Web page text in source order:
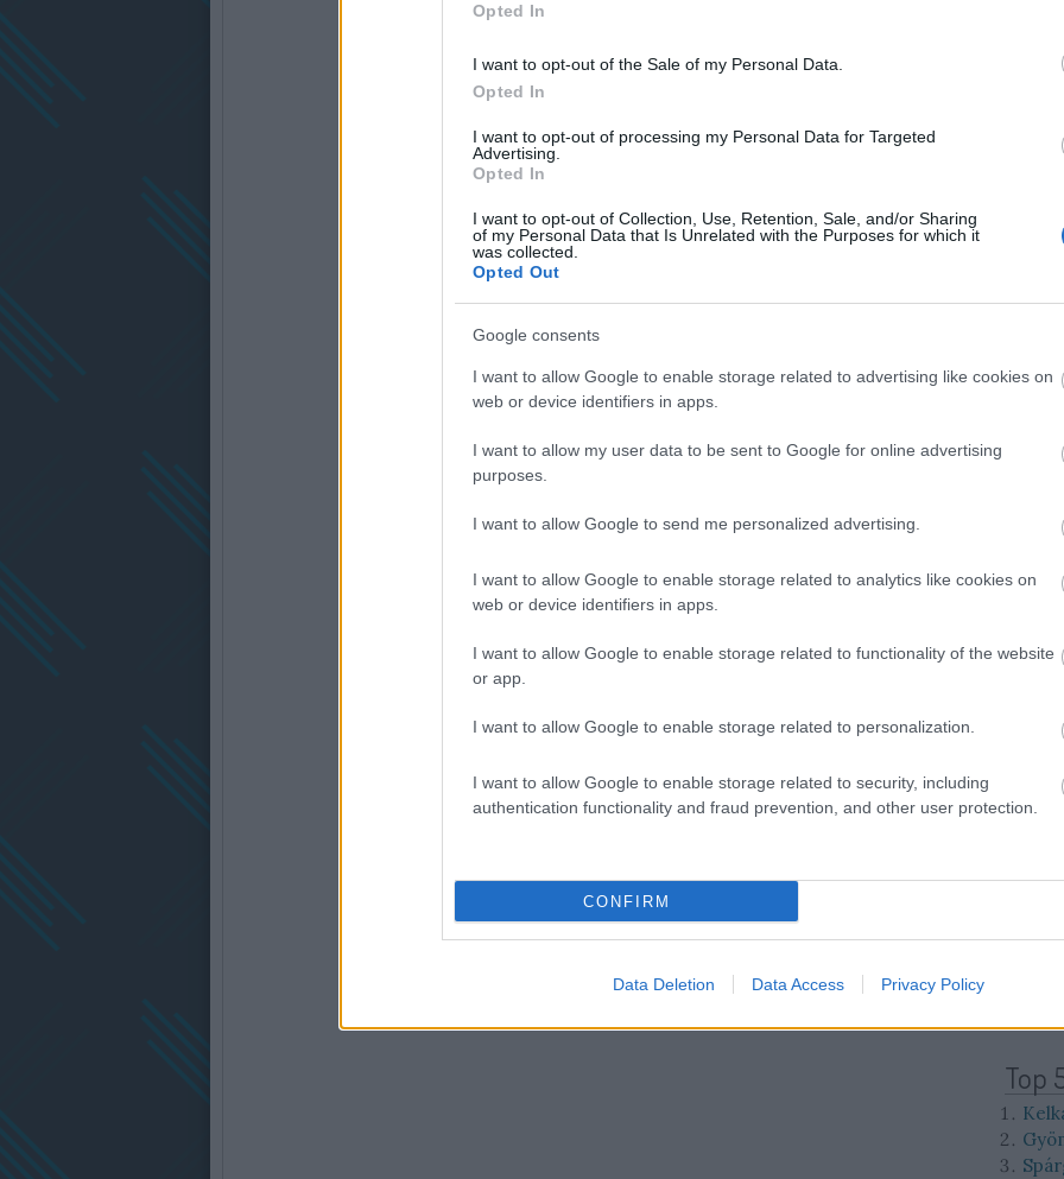
Opted In
I want to opt-out of the Sale of my Personal Data.
Opted In
I want to opt-out of processing my Personal Data for Targeted
Advertising.
Opted In
I want to opt-out of Collection, Use, Retention, Sale, and/or Sharing
of my Personal Data that Is Unrelated with the Purposes for which it
was collected.
Opted Out
Google consents
I want to allow Google to enable storage related to advertising like cookies on
web or device identifiers in apps.
I want to allow my user data to be sent to Google for online advertising
purposes.
I want to allow Google to send me personalized advertising.
I want to allow Google to enable storage related to analytics like cookies on
web or device identifiers in apps.
I want to allow Google to enable storage related to functionality of the website
or app.
I want to allow Google to enable storage related to personalization.
I want to allow Google to enable storage related to security, including
authentication functionality and fraud prevention, and other user protection.
CONFIRM
Data Deletion Data Access Privacy Policy
Vajbab
zsálya
3
4
Top